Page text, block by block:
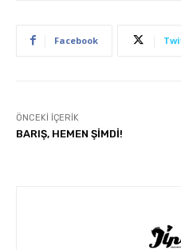
Facebook
ÖNCEKI İÇERIK
BARIŞ, HEMEN ŞİMDİ!